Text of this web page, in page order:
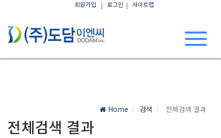
회원가입 로그인 사이트맵
Home 검색 전체검색 결과
전체검색 결과